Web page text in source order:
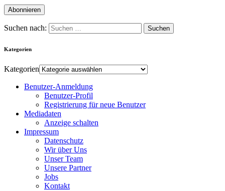
Suchen nach:
Kategorien
Kategorien
Benutzer-Anmeldung
Benutzer-Profil
Registrierung für neue Benutzer
Mediadaten
Anzeige schalten
Impressum
Datenschutz
Wir über Uns
Unser Team
Unsere Partner
Jobs
Kontakt